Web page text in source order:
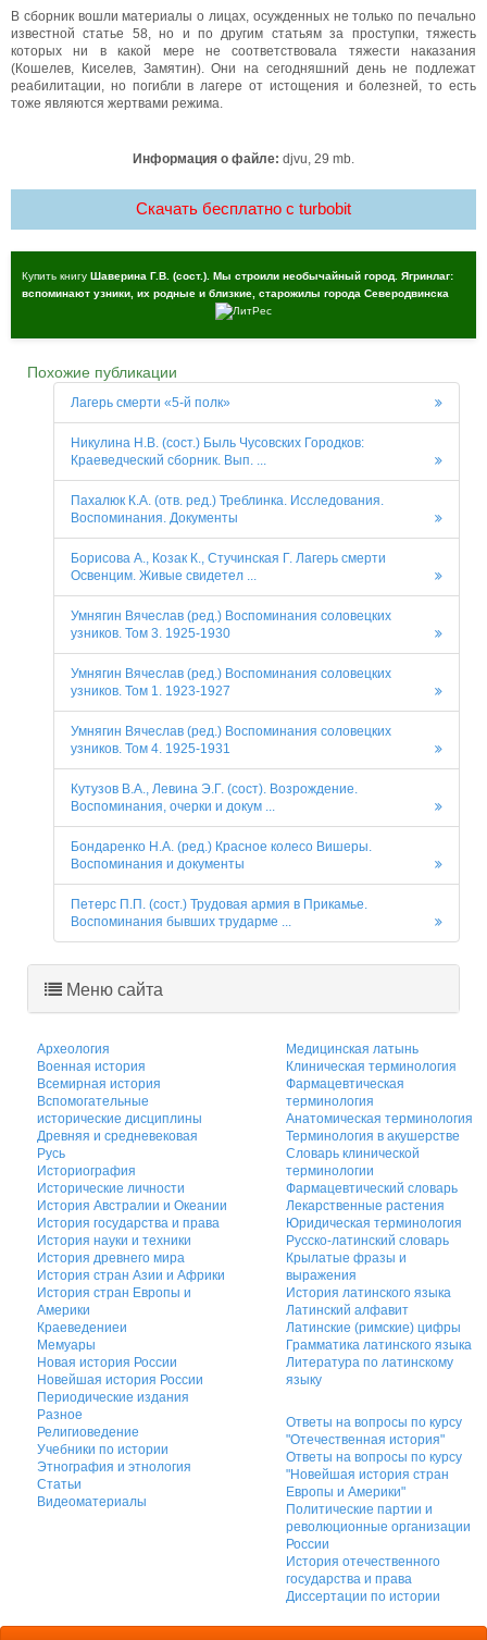
В сборник вошли материалы о лицах, осужденных не только по печально
известной статье 58, но и по другим статьям за проступки, тяжесть
которых ни в какой мере не соответствовала тяжести наказания
(Кошелев, Киселев, Замятин). Они на сегодняшний день не подлежат
реабилитации, но погибли в лагере от истощения и болезней, то есть
тоже являются жертвами режима.
Информация о файле: djvu, 29 mb.
Скачать бесплатно c turbobit
Купить книгу Шаверина Г.В. (сост.). Мы строили необычайный город. Ягринлаг:
вспоминают узники, их родные и близкие, старожилы города Северодвинска
Похожие публикации
Лагерь смерти «5-й полк»
Никулина Н.В. (сост.) Быль Чусовских Городков:
Краеведческий сборник. Вып. ...
Пахалюк К.А. (отв. ред.) Треблинка. Исследования.
Воспоминания. Документы
Борисова А., Козак К., Стучинская Г. Лагерь смерти
Освенцим. Живые свидетел ...
Умнягин Вячеслав (ред.) Воспоминания соловецких
узников. Том 3. 1925-1930
Умнягин Вячеслав (ред.) Воспоминания соловецких
узников. Том 1. 1923-1927
Умнягин Вячеслав (ред.) Воспоминания соловецких
узников. Том 4. 1925-1931
Кутузов В.А., Левина Э.Г. (сост). Возрождение.
Воспоминания, очерки и докум ...
Бондаренко Н.А. (ред.) Красное колесо Вишеры.
Воспоминания и документы
Петерс П.П. (сост.) Трудовая армия в Прикамье.
Воспоминания бывших трударме ...
Меню сайта
Археология
Военная история
Всемирная история
Вспомогательные
исторические дисциплины
Древняя и средневековая
Русь
Историография
Исторические личности
История Австралии и Океании
История государства и права
История науки и техники
История древнего мира
История стран Азии и Африки
История стран Европы и
Америки
Краеведениеи
Мемуары
Новая история России
Новейшая история России
Периодические издания
Разное
Религиоведение
Учебники по истории
Этнография и этнология
Статьи
Видеоматериалы
Медицинская латынь
Клиническая терминология
Фармацевтическая
терминология
Анатомическая терминология
Терминология в акушерстве
Словарь клинической
терминологии
Фармацевтический словарь
Лекарственные растения
Юридическая терминология
Русско-латинский словарь
Крылатые фразы и
выражения
История латинского языка
Латинский алфавит
Латинские (римские) цифры
Грамматика латинского языка
Литература по латинскому
языку
Ответы на вопросы по курсу
"Отечественная история"
Ответы на вопросы по курсу
"Новейшая история стран
Европы и Америки"
Политические партии и
революционные организации
России
История отечественного
государства и права
Диссертации по истории